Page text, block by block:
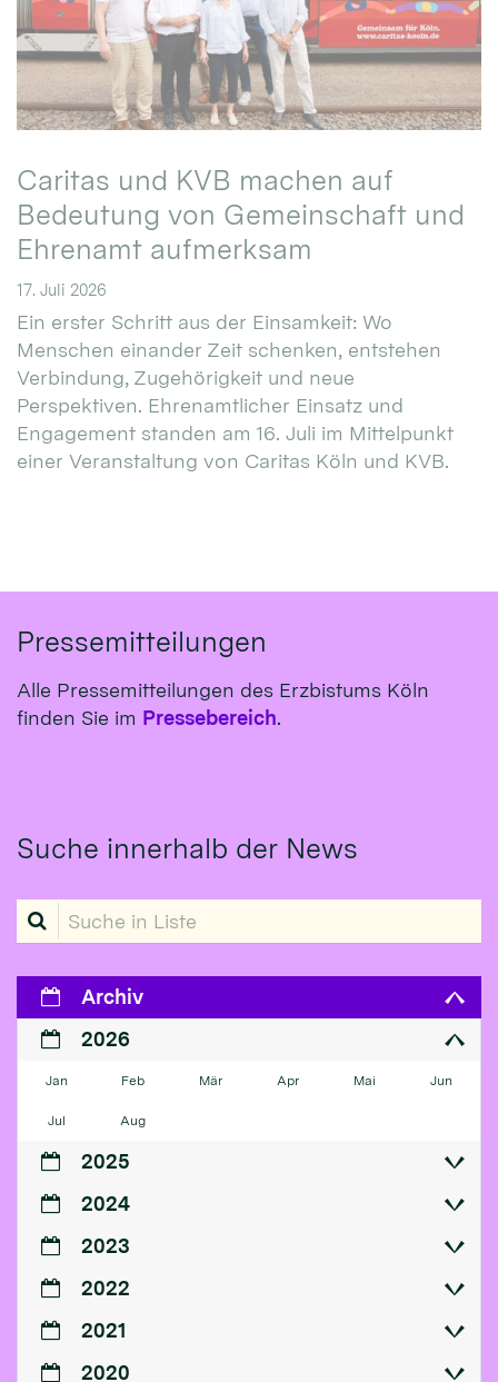
Caritas und KVB machen auf
Bedeutung von Gemeinschaft und
Ehrenamt aufmerksam
17. Juli 2026
Ein erster Schritt aus der Einsamkeit: Wo
Menschen einander Zeit schenken, entstehen
Verbindung, Zugehörigkeit und neue
Perspektiven. Ehrenamtlicher Einsatz und
Engagement standen am 16. Juli im Mittelpunkt
einer Veranstaltung von Caritas Köln und KVB.
Pressemitteilungen
Alle Pressemitteilungen des Erzbistums Köln
finden Sie im Pressebereich.
Suche innerhalb der News
Suche in Liste
Archiv
2026
Jan Feb Mär Apr Mai Jun
Jul Aug
2025
2024
2023
2022
2021
2020